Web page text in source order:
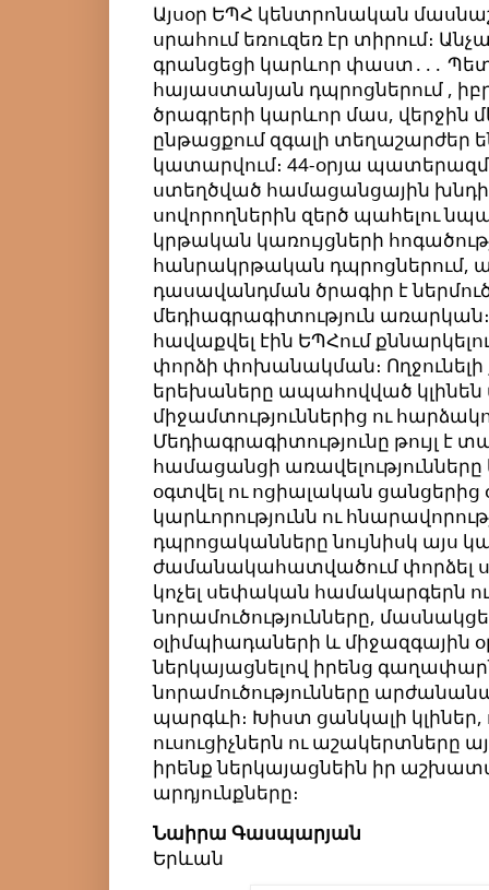
Այսօր ԵՊՀ կենտրոնական
սրահում եռուզեռ էր տիրում։
գրանցեցի կարևոր փաստ․․․
հայաստանյան դպրոցներում ,
ծրագրերի կարևոր մաս, վերջին
ընթացքում զգալի տեղաշարժեր
կատարվում։ 44-օրյա
ստեղծված համացանցային
սովորողներին զերծ պահելու
կրթական կառույցների
հանրակրթական դպրոցներում,
մեդիագրագիտություն
հավաքվել էին ԵՊՀում
փորձի փոխանակման։ Ողջունելի
երեխաները ապահովված
միջամտություններից ու
Մեդիագրագիտությունը թույլ է
համացանցի
օգտվել ու ոցիալական ցանցերից
կարևորությունն ու
դպրոցականները նույնիսկ այս
ժամանակահատվածում փորձել
կոչել սեփական համակարգերն ու
նորամուծությունները,
օլիմպիադաների և միջազգային
ներկայացնելով իրենց
նորամուծությունները
պարգևի։ Խիստ ցանկալի կլիներ,
ուսուցիչներն ու աշակերտները
իրենք ներկայացնեին իր
արդյունքները։
Նաիրա Գասպարյան
Երևան